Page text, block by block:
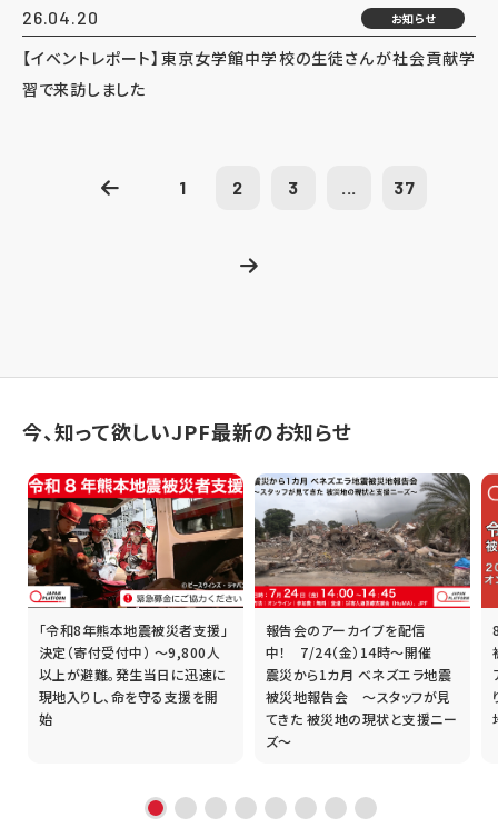
26.04.20 お知らせ
【イベントレポート】東京女学館中学校の生徒さんが社会貢献学
習で来訪しました
1 2 3 ... 37
今、知って欲しいJPF最新のお知らせ
「令和8年熊本地震被災者支援」
決定（寄付受付中） ～9,800人
以上が避難。発生当日に迅速に
現地入りし、命を守る支援を開
始
報告会のアーカイブを配信
中！ 7/24（金）14時～開催
震災から1カ月 ベネズエラ地震
被災地報告会 ～スタッフが見
てきた 被災地の現状と支援ニー
ズ～